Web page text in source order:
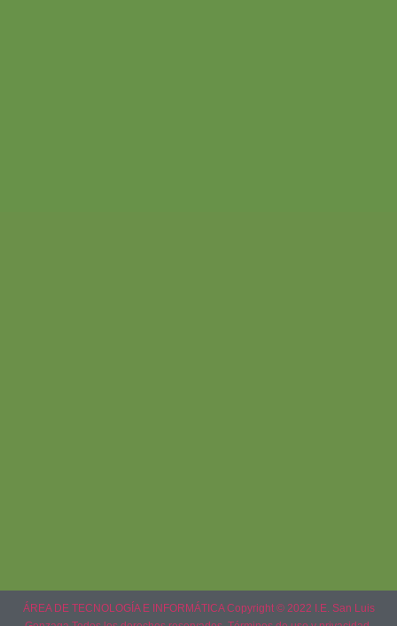
ÁREA DE TECNOLOGÍA E INFORMÁTICA Copyright © 2022 I.E. San Luis